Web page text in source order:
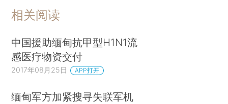
相关阅读
中国援助缅甸抗甲型H1N1流
感医疗物资交付
2017年08月25日 APP打开
缅甸军方加紧搜寻失联军机